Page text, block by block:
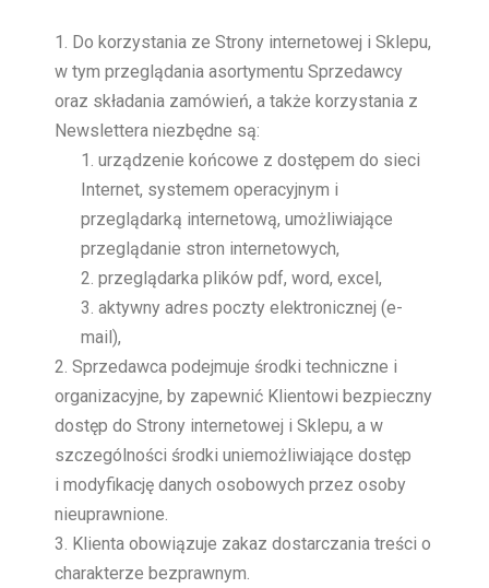
Do korzystania ze Strony internetowej i Sklepu,
w tym przeglądania asortymentu Sprzedawcy
oraz składania zamówień, a także korzystania z
Newslettera niezbędne są:
urządzenie końcowe z dostępem do sieci
Internet, systemem operacyjnym i
przeglądarką internetową, umożliwiające
przeglądanie stron internetowych,
przeglądarka plików pdf, word, excel,
aktywny adres poczty elektronicznej (e-
mail),
Sprzedawca podejmuje środki techniczne i
organizacyjne, by zapewnić Klientowi bezpieczny
dostęp do Strony internetowej i Sklepu, a w
szczególności środki uniemożliwiające dostęp
i modyfikację danych osobowych przez osoby
nieuprawnione.
Klienta obowiązuje zakaz dostarczania treści o
charakterze bezprawnym.